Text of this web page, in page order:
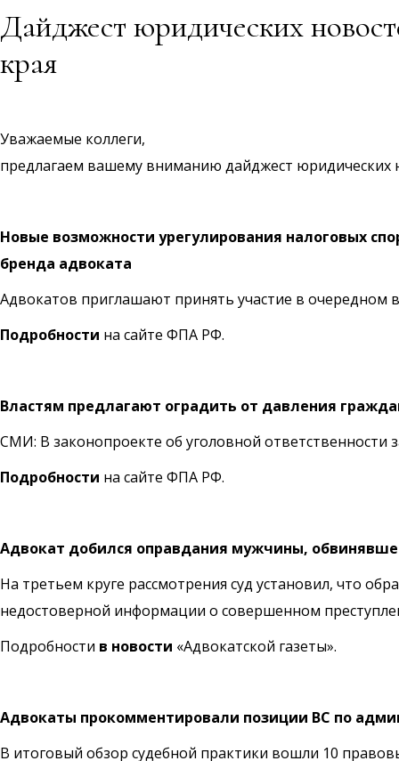
Дайджест юридических
края
Уважаемые коллеги,
предлагаем вашему вниманию дайджест
Новые возможности урегулирования налоговых
бренда адвоката
Адвокатов приглашают принять участие в очередном
Подробности на сайте ФПА РФ.
Властям предлагают оградить от давления
СМИ: В законопроекте об уголовной ответственности
Подробности на сайте ФПА РФ.
Адвокат добился оправдания мужчины,
На третьем круге рассмотрения суд установил, что
недостоверной информации о совершенном
Подробности в новости «Адвокатской газеты».
Адвокаты прокомментировали позиции ВС по
В итоговый обзор судебной практики вошли 10